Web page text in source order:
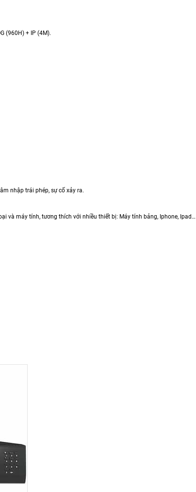
(960H) + IP (4M).
nhập trái phép, sự cố xảy ra.
và máy tính, tương thích với nhiều thiết bị: Máy tính bảng, Iphone, Ipad…